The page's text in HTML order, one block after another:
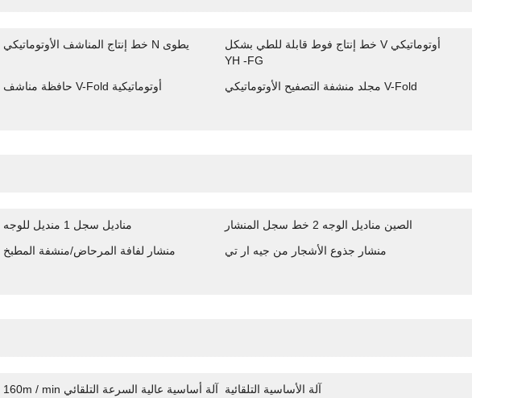
خط إنتاج المناشف الأوتوماتيكي N يطوى
خط إنتاج فوط قابلة للطي بشكل V أوتوماتيكي
YH -FG
حافظة مناشف V-Fold أوتوماتيكية
مجلد منشفة التصفيح الأوتوماتيكي V-Fold
مناديل سجل 1 منديل للوجه
الصين مناديل الوجه 2 خط سجل المنشار
منشار لفافة المرحاض/منشفة المطبخ
منشار جذوع الأشجار من جيه ار تي
160m / min آلة أساسية عالية السرعة التلقائي آلة الأساسية التلقائية